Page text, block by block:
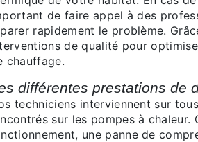
de faire appel à des
rapidement le problème.
de qualité pour
chauffage.
différentes prestations de
techniciens interviennent sur
sur les pompes à chaleur.
une panne de